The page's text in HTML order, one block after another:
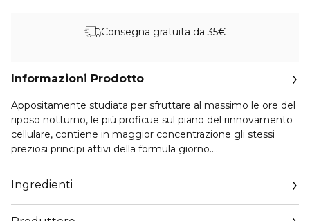
Consegna gratuita da 35€
Informazioni Prodotto
Appositamente studiata per sfruttare al massimo le ore del
riposo notturno, le più proficue sul piano del rinnovamento
cellulare, contiene in maggior concentrazione gli stessi
preziosi principi attivi della formula giorno.
viso ed evitano gli antiestetici gonfiori tipici del risveglio. E'
l'ottimale complemento notte di tutte le creme della linea
"Speciale Anti-Età".
Ingredienti